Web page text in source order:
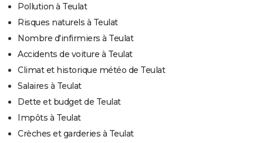
Pollution à Teulat
Risques naturels à Teulat
Nombre d'infirmiers à Teulat
Accidents de voiture à Teulat
Climat et historique météo de Teulat
Salaires à Teulat
Dette et budget de Teulat
Impôts à Teulat
Crèches et garderies à Teulat